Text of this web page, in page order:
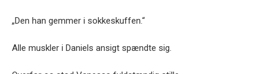
„Den han gemmer i sokkeskuffen.“
Alle muskler i Daniels ansigt spændte sig.